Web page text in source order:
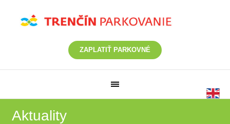
ZAPLATIŤ PARKOVNÉ
Aktuality